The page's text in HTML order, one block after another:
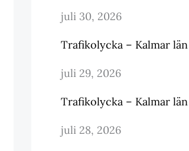
juli 30, 2026
Trafikolycka – Kalmar län
juli 29, 2026
Trafikolycka – Kalmar län
juli 28, 2026